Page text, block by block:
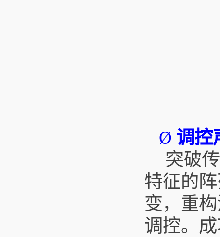
Ø 调控
突破
特征的
变，重
调控。